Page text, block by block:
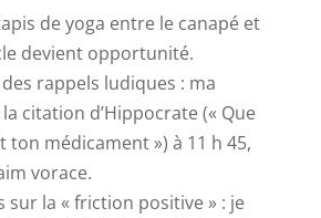
de yoga entre le canapé et
devient opportunité.
rappels ludiques : ma
citation d’Hippocrate (« Que
médicament ») à 11 h 45,
vorace.
sur la « friction positive » : je